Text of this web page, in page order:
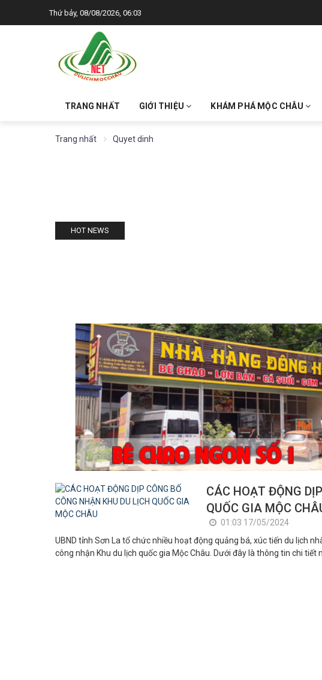
Thứ bảy, 08/08/2026, 06:03
TRANG NHẤT GIỚI THIỆU KHÁM PHÁ MỘC CHÂU
Trang nhất Quyet dinh
HOT NEWS
CÁC HOẠT ĐỘNG
QUỐC GIA MỘC
01:03 17/05/2024
UBND tỉnh Sơn La tổ chức nhiều hoạt động quảng bá, xúc tiến du lịch
công nhận Khu du lịch quốc gia Mộc Châu. Dưới đây là thông tin chi tiết